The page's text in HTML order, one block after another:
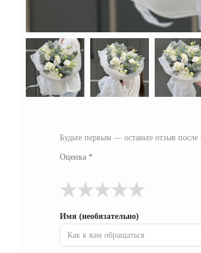
Будьте первым — оставьте отзыв после
Оценка *
★
★
★
★
★
Имя (необязательно)